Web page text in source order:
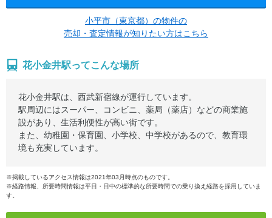
小平市（東京都）の物件の
売却・査定情報が知りたい方はこちら
花小金井駅ってこんな場所
花小金井駅は、西武新宿線が運行しています。
駅周辺にはスーパー、コンビニ、薬局（薬店）などの商業施
設があり、生活利便性が高い街です。
また、幼稚園・保育園、小学校、中学校があるので、教育環
境も充実しています。
※掲載しているアクセス情報は2021年03月時点のものです。
※経路情報、所要時間情報は平日・日中の標準的な所要時間での乗り換え経路を採用していま
す。